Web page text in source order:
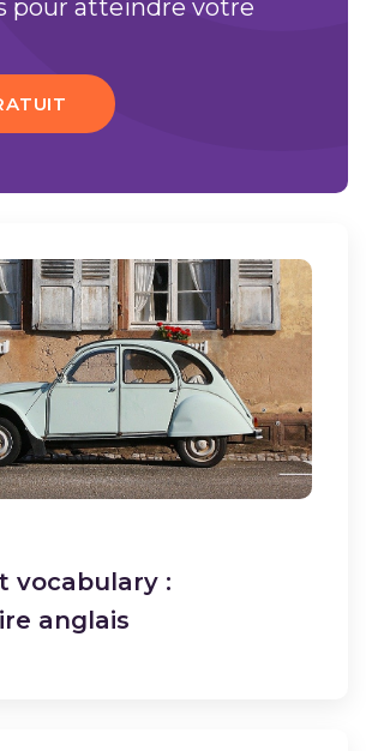
pour atteindre votre
vocabulary :
anglais